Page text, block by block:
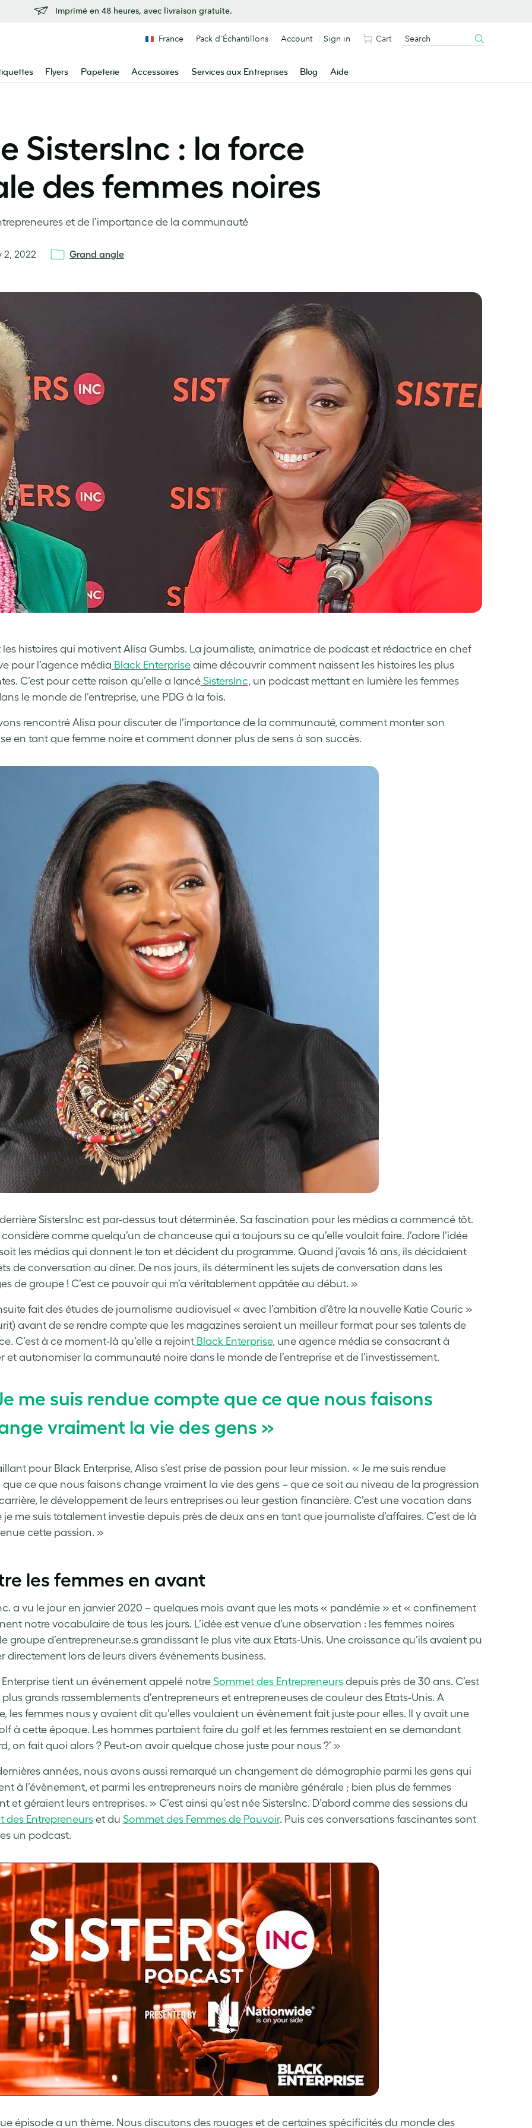
Imprimé en 48 heures, avec livraison gratuite.
Flyers Papeterie Accessoires Services aux Entreprises Blog Aide
France Pack d'Échantillons Account Sign in Cart
SistersInc : la force
des femmes noires
et de l’importance de la communauté
2, 2022 Grand angle
les histoires qui motivent Alisa Gumbs. La journaliste, animatrice de podcast et rédactrice en chef
pour l’agence média Black Enterpriseaime découvrir comment naissent les histoires les plus
C’est pour cette raison qu’elle a lancé SistersInc, un podcast mettant en lumière les femmes
le monde de l’entreprise, une PDG à la fois.
rencontré Alisa pour discuter de l’importance de la communauté, comment monter son
en tant que femme noire et comment donner plus de sens à son succès.
SistersInc est par-dessus tout déterminée. Sa fascination pour les médias a commencé tôt.
considère comme quelqu’un de chanceuse qui a toujours su ce qu’elle voulait faire. J’adore l’idée
les médias qui donnent le ton et décident du programme. Quand j’avais 16 ans, ils décidaient
de conversation au dîner. De nos jours, ils déterminent les sujets de conversation dans les
de groupe ! C’est ce pouvoir qui m’a véritablement appâtée au début. »
fait des études de journalisme audiovisuel « avec l’ambition d’être la nouvelle Katie Couric »
avant de se rendre compte que les magazines seraient un meilleur format pour ses talents de
C’est à ce moment-là qu’elle a rejoint Black Enterprise, une agence média se consacrant à
et autonomiser la communauté noire dans le monde de l’entreprise et de l’investissement.
me suis rendue compte que ce que nous faisons
vraiment la vie des gens »
pour Black Enterprise, Alisa s’est prise de passion pour leur mission. « Je me suis rendue
ce que nous faisons change vraiment la vie des gens – que ce soit au niveau de la progression
le développement de leurs entreprises ou leur gestion financière. C’est une vocation dans
je me suis totalement investie depuis près de deux ans en tant que journaliste d’affaires. C’est de là
cette passion. »
les femmes en avant
a vu le jour en janvier 2020 – quelques mois avant que les mots « pandémie » et « confinement
notre vocabulaire de tous les jours. L’idée est venue d’une observation : les femmes noires
groupe d’entrepreneur.se.s grandissant le plus vite aux Etats-Unis. Une croissance qu’ils avaient pu
directement lors de leurs divers événements business.
tient un événement appelé notre Sommet des Entrepreneursdepuis près de 30 ans. C’est
plus grands rassemblements d’entrepreneurs et entrepreneuses de couleur des Etats-Unis. A
les femmes nous y avaient dit qu’elles voulaient un évènement fait juste pour elles. Il y avait une
à cette époque. Les hommes partaient faire du golf et les femmes restaient en se demandant
on fait quoi alors ? Peut-on avoir quelque chose juste pour nous ?’ »
années, nous avons aussi remarqué un changement de démographie parmi les gens qui
à l’évènement, et parmi les entrepreneurs noirs de manière générale ; bien plus de femmes
et géraient leurs entreprises. » C’est ainsi qu’est née SistersInc. D’abord comme des sessions du
des Entrepreneurset du Sommet des Femmes de Pouvoir. Puis ces conversations fascinantes sont
un podcast.
épisode a un thème. Nous discutons des rouages et de certaines spécificités du monde des